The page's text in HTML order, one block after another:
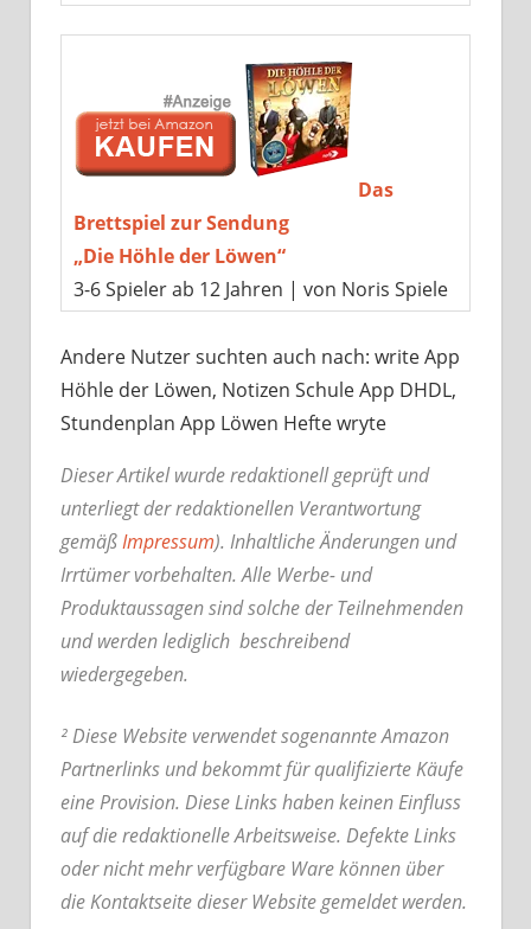
Das
Brettspiel zur Sendung
„Die Höhle der Löwen“
3-6 Spieler ab 12 Jahren | von Noris Spiele
Andere Nutzer suchten auch nach: write App
Höhle der Löwen, Notizen Schule App DHDL,
Stundenplan App Löwen Hefte wryte
Dieser Artikel wurde redaktionell geprüft und
unterliegt der redaktionellen Verantwortung
gemäßImpressum). Inhaltliche Änderungen und
Irrtümer vorbehalten. Alle Werbe- und
Produktaussagen sind solche der Teilnehmenden
und werden lediglich beschreibend
wiedergegeben.
² Diese Website verwendet sogenannte Amazon
Partnerlinks und bekommt für qualifizierte Käufe
eine Provision. Diese Links haben keinen Einfluss
auf die redaktionelle Arbeitsweise. Defekte Links
oder nicht mehr verfügbare Ware können über
die Kontaktseite dieser Website gemeldet werden.